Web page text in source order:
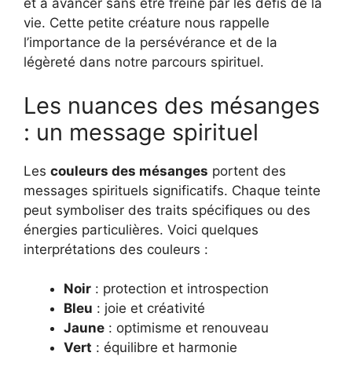
et à avancer sans être freiné par les défis de la
vie. Cette petite créature nous rappelle
l’importance de la persévérance et de la
légèreté dans notre parcours spirituel.
Les nuances des mésanges
: un message spirituel
Les couleurs des mésanges portent des
messages spirituels significatifs. Chaque teinte
peut symboliser des traits spécifiques ou des
énergies particulières. Voici quelques
interprétations des couleurs :
Noir : protection et introspection
Bleu : joie et créativité
Jaune : optimisme et renouveau
Vert : équilibre et harmonie